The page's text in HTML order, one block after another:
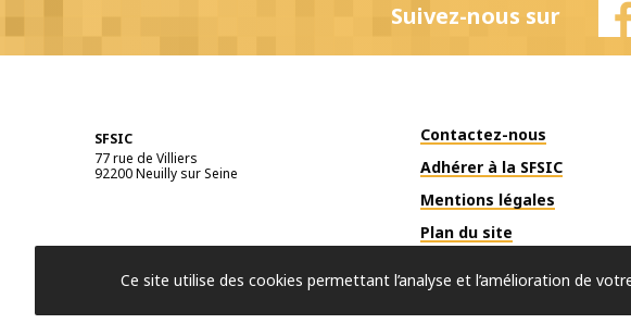
Suivez-nous sur
SFSIC
77 rue de Villiers
92200Neuilly sur Seine
Contactez-nous
Adhérer à la SFSIC
Mentions légales
Plan du site
Ce site utilise des cookies permettant l’analyse et l’amélioration de